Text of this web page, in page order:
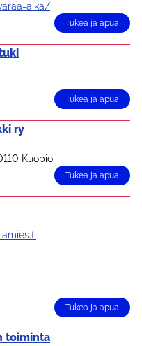
aika/
Tukea ja apua
Tukea ja apua
ry
Kuopio
Tukea ja apua
Tukea ja apua
toiminta